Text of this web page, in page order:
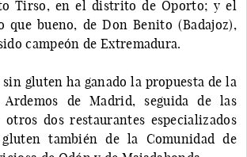
Tirso, en el distrito de Oporto; y el
que bueno, de Don Benito (Badajoz),
campeón de Extremadura.
gluten ha ganado la propuesta de la
Ardemos de Madrid, seguida de las
otros dos restaurantes especializados
también de la Comunidad de